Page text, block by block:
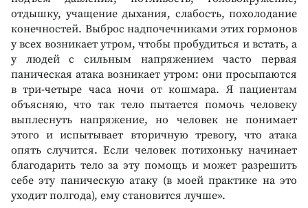
отдышку, учащение дыхания, слабость, похолодание
конечностей. Выброс надпочечниками этих гормонов
у всех возникает утром, чтобы пробудиться и встать, а
у людей с сильным напряжением часто первая
паническая атака возникает утром: они просыпаются
в три-четыре часа ночи от кошмара. Я пациентам
объясняю, что так тело пытается помочь человеку
выплеснуть напряжение, но человек не понимает
этого и испытывает вторичную тревогу, что атака
опять случится. Если человек потихоньку начинает
благодарить тело за эту помощь и может разрешить
себе эту паническую атаку (в моей практике на это
уходит полгода), ему становится лучше».